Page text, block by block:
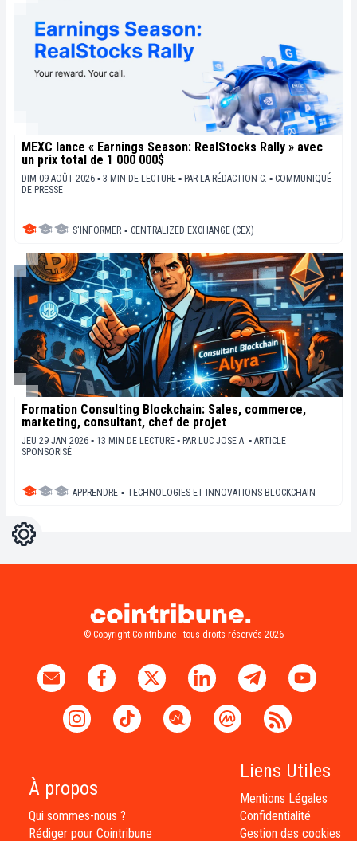
MEXC lance « Earnings Season: RealStocks Rally » avec
un prix total de 1 000 000$
DIM 09 AOÛT 2026 ▪ 3 MIN DE LECTURE ▪ PAR LA RÉDACTION C. ▪ COMMUNIQUÉ
DE PRESSE
S'INFORMER ▪ CENTRALIZED EXCHANGE (CEX)
Formation Consulting Blockchain: Sales, commerce,
marketing, consultant, chef de projet
JEU 29 JAN 2026 ▪ 13 MIN DE LECTURE ▪ PAR LUC JOSE A. ▪ ARTICLE
SPONSORISÉ
APPRENDRE ▪ TECHNOLOGIES ET INNOVATIONS BLOCKCHAIN
Réglages
© Copyright Cointribune - tous droits réservés 2026
À propos
Qui sommes-nous ?
Rédiger pour Cointribune
Liens Utiles
Mentions Légales
Confidentialité
Gestion des cookies